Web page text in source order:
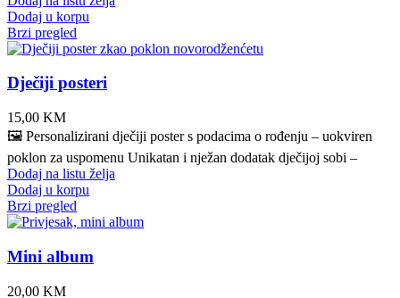
Dodaj u korpu
Brzi pregled
Dječiji posteri
15,00 KM
🖼️ Personalizirani dječiji poster s podacima o rođenju – uokviren
poklon za uspomenu Unikatan i nježan dodatak dječijoj sobi –
Dodaj na listu želja
Dodaj u korpu
Brzi pregled
Mini album
20,00 KM